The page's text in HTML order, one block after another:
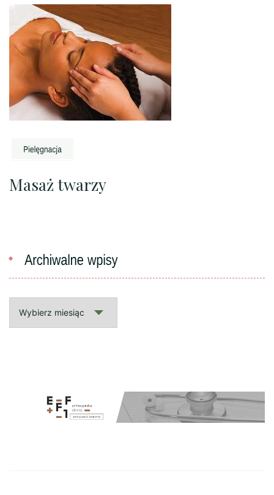
Masaż twarzy
wpisy